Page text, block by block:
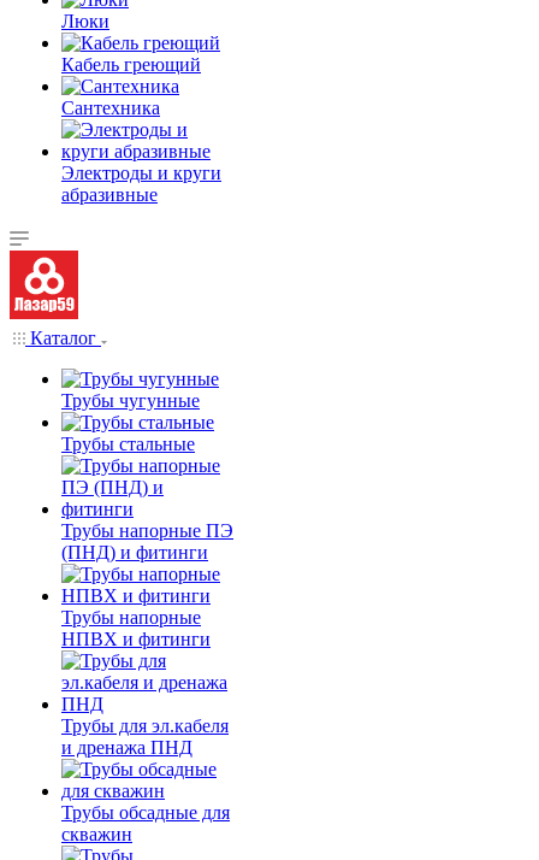
Люки
Кабель греющий
Сантехника
Электроды и круги
абразивные
Каталог
Трубы чугунные
Трубы стальные
Трубы напорные ПЭ
(ПНД) и фитинги
Трубы напорные
НПВХ и фитинги
Трубы для эл.кабеля
и дренажа ПНД
Трубы обсадные для
скважин